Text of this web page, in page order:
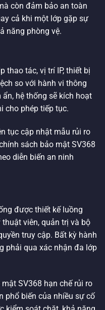
còn đảm bảo an toàn
cả khi một lớp gặp sự
năng phòng vệ.
thao tác, vị trí IP, thiết bị
so với hành vi thông
hệ thống sẽ kích hoạt
cho phép tiếp tục.
tục cập nhật mẫu rủi ro
sách bảo mật SV368
diễn biến an ninh
được thiết kế luồng
viên, quản trị và bộ
truy cập. Bất kỳ hành
phải qua xác nhận đa lớp
SV368 hạn chế rủi ro
phổ biến của nhiều sự cố